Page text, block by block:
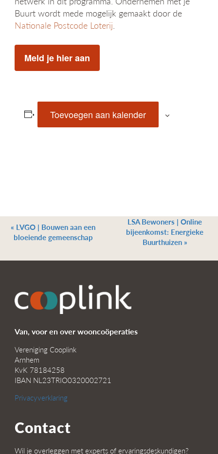
Buurt wordt mede mogelijk gemaakt door de
Nationale Postcode Loterij.
Meld je hier aan
Toevoegen aan kalender
« LVGO | Bouwen aan een
bloeiende gemeenschap
LSA Bewoners | Online
bijeenkomst: Energieke
Buurthuizen »
Van, voor en over wooncoöperaties
Vereniging Cooplink
Arnhem
KvK 78184258
IBAN NL23TRIO0320002721
Privacyverklaring
Contact
Wil je overleggen met experts of ervaringsdeskundigen?